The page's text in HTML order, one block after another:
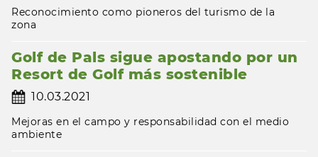
Reconocimiento como pioneros del turismo de la
zona
Golf de Pals sigue apostando por un
Resort de Golf más sostenible
10.03.2021
Mejoras en el campo y responsabilidad con el medio
ambiente